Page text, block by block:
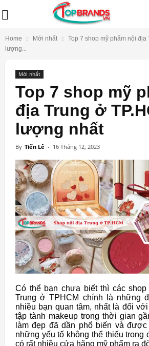
Home Mới nhất
Top 7 shop mỹ phẩm nội địa
lượng...
Mới nhất
Top 7 shop mỹ
địa Trung ở
lượng nhất
By Tiến Lê - 16 Tháng 12, 2023
Có thể bạn chưa biết thì các
Trung ở TPHCM chính là những
nhiều bạn quan tâm, nhất là đối
tập tành makeup trong thời gian
làm đẹp đã dần phổ biến và
những yếu tố không thể thiếu trong
có rất nhiều cửa hãng mỹ phẩm ra